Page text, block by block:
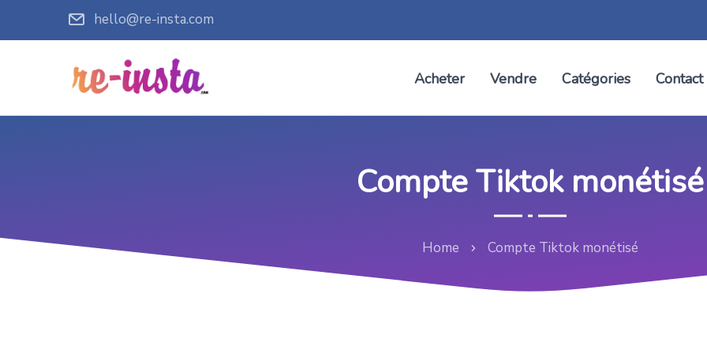
hello@re-insta.com
Acheter Vendre Catégories Contact
Compte Tiktok monétisé
Home Compte Tiktok monétisé